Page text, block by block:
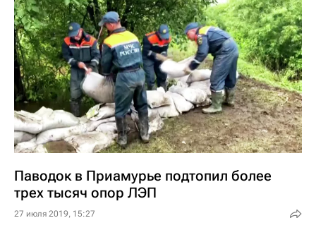
Паводок в Приамурье подтопил более
трех тысяч опор ЛЭП
27 июля 2019, 15:27